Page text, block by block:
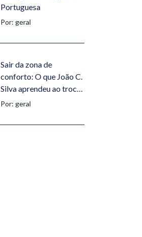
Portuguesa
Por: geral
Sair da zona de
conforto: O que João C.
Silva aprendeu ao trocar
Portugal pelo Dubai
Por: geral